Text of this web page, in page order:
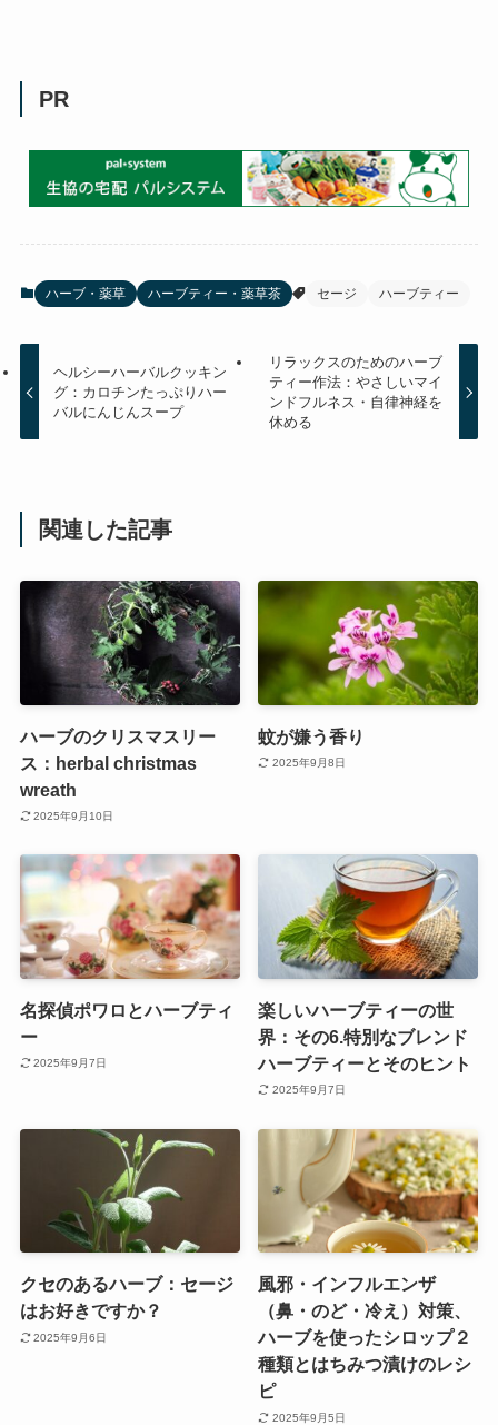
PR
ハーブ・薬草 ハーブティー・薬草茶 セージ ハーブティー
ヘルシーハーバルクッキン
グ：カロチンたっぷりハー
バルにんじんスープ
リラックスのためのハーブ
ティー作法：やさしいマイ
ンドフルネス・自律神経を
休める
関連した記事
ハーブのクリスマスリー
ス：herbal christmas
wreath
2025年9月10日
蚊が嫌う香り
2025年9月8日
名探偵ポワロとハーブティ
ー
2025年9月7日
楽しいハーブティーの世
界：その6.特別なブレンド
ハーブティーとそのヒント
2025年9月7日
クセのあるハーブ：セージ
はお好きですか？
2025年9月6日
風邪・インフルエンザ
（鼻・のど・冷え）対策、
ハーブを使ったシロップ２
種類とはちみつ漬けのレシ
ピ
2025年9月5日